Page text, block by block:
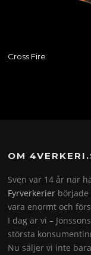
Cross Fire
OM
Sven var 14 år när
Fyrverkerier började
vara enormt och
I dag är vi –
största
Nu säljer vi inte